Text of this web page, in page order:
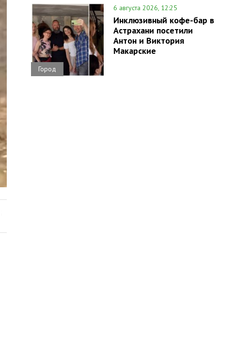
Город
6 августа 2026, 12:25
Инклюзивный кофе-бар в
Астрахани посетили
Антон и Виктория
Макарские